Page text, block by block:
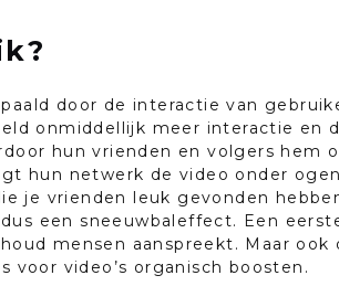
door de interactie van
onmiddellijk meer interactie en
hun vrienden en volgers hem
hun netwerk de video onder
je vrienden leuk gevonden
een sneeuwbaleffect. Een
mensen aanspreekt. Maar
video’s organisch boosten.